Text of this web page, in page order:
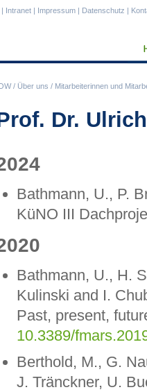
/ Über uns / Mitarbeiterinnen und
| Intranet | Impressum | Datenschutz |
Dr.
Bathmann, U., P.
KüNO III
Bathmann, U., H.
Kulinski and I.
Past, present,
10.3389/
Berthold, M., G.
J. Tränckner, U.